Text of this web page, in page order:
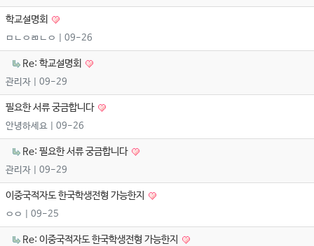
학교설명회
ㅁㄴㅇㄻㄴㅇ | 09-26
Re: 학교설명회
관리자 | 09-29
필요한 서류 궁금합니다
안녕하세요 | 09-26
Re: 필요한 서류 궁금합니다
관리자 | 09-29
이중국적자도 한국학생전형 가능한지
ㅇㅇ | 09-25
Re: 이중국적자도 한국학생전형 가능한지